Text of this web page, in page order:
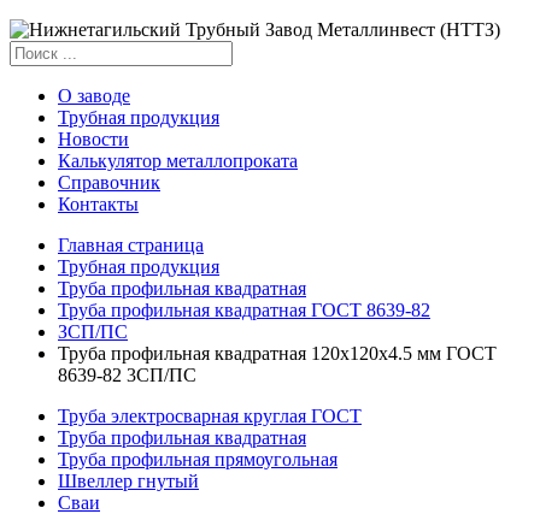
О заводе
Трубная продукция
Новости
Калькулятор металлопроката
Справочник
Контакты
Главная страница
Трубная продукция
Труба профильная квадратная
Труба профильная квадратная ГОСТ 8639-82
ЗСП/ПС
Труба профильная квадратная 120x120x4.5 мм ГОСТ
8639-82 3СП/ПС
Труба электросварная круглая ГОСТ
Труба профильная квадратная
Труба профильная прямоугольная
Швеллер гнутый
Сваи